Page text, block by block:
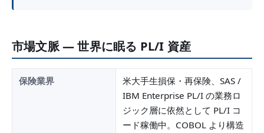
市場文脈 — 世界に眠る PL/I 資産
保険業界
米大手生損保・再保険、SAS /
IBM Enterprise PL/I の業務ロ
ジック層に依然として PL/I コ
ード稼働中。COBOL より構造